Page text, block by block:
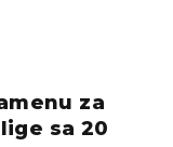
za
sa 20